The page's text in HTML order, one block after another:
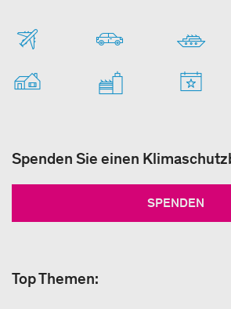
Spenden Sie einen
SPENDEN
Top Themen: